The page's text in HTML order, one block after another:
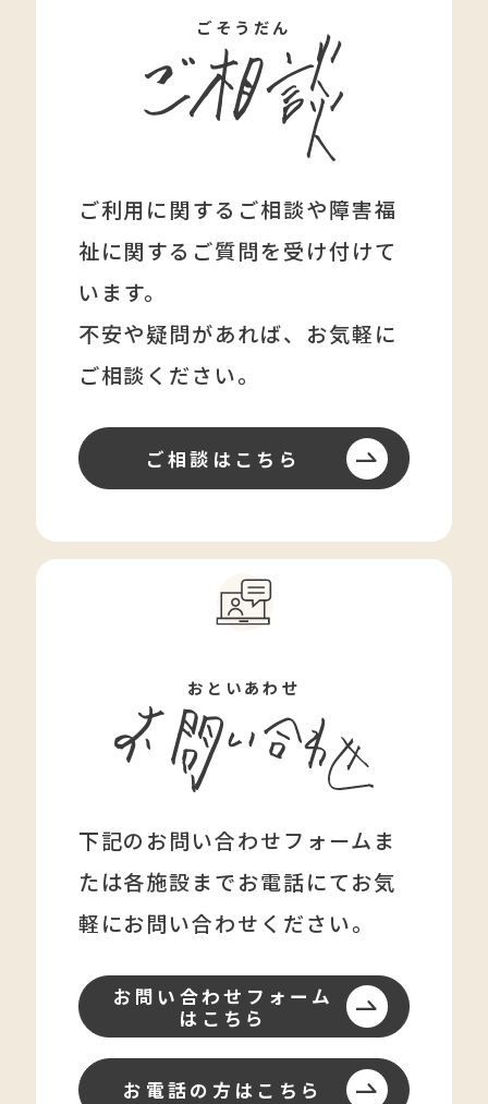
ごそうだん
ご利用に関するご相談や障害福
祉に関する ご質問を受け付けて
います。
不安や疑問があれば、 お気軽に
ご相談ください。
ご相談はこちら
おといあわせ
下記のお問い合わせフォームま
たは各施設までお電話にてお気
軽にお問い合わせください。
お問い合わせフォーム
はこちら
お電話の方はこちら